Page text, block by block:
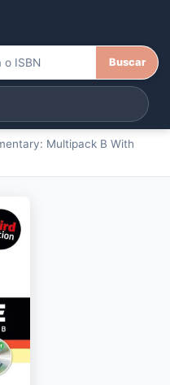
Buscar
Multipack B With